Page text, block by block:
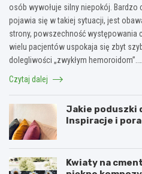
osób wywołuje silny niepokój. Bardzo
pojawia się w takiej sytuacji, jest
strony, powszechność występowania
wielu pacjentów uspokaja się zbyt
dolegliwości „zwykłym hemoroidom”.…
Czytaj dalej
Jakie poduszki
Inspiracje i
Kwiaty na